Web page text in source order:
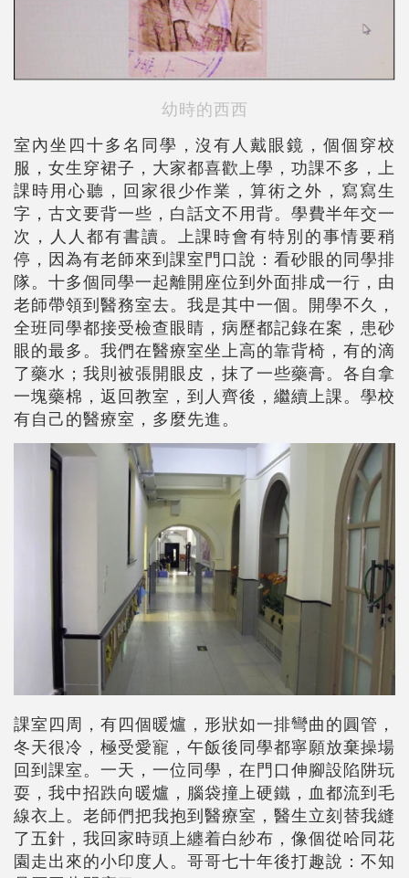
幼時的西西
室內坐四十多名同學，沒有人戴眼鏡，個個穿校
服，女生穿裙子，大家都喜歡上學，功課不多，上
課時用心聽，回家很少作業，算術之外，寫寫生
字，古文要背一些，白話文不用背。學費半年交一
次，人人都有書讀。上課時會有特別的事情要稍
停，因為有老師來到課室門口說：看砂眼的同學排
隊。十多個同學一起離開座位到外面排成一行，由
老師帶領到醫務室去。我是其中一個。開學不久，
全班同學都接受檢查眼睛，病歷都記錄在案，患砂
眼的最多。我們在醫療室坐上高的靠背椅，有的滴
了藥水；我則被張開眼皮，抹了一些藥膏。各自拿
一塊藥棉，返回教室，到人齊後，繼續上課。學校
有自己的醫療室，多麼先進。
課室四周，有四個暖爐，形狀如一排彎曲的圓管，
冬天很冷，極受愛寵，午飯後同學都寧願放棄操場
回到課室。一天，一位同學，在門口伸腳設陷阱玩
耍，我中招跌向暖爐，腦袋撞上硬鐵，血都流到毛
線衣上。老師們把我抱到醫療室，醫生立刻替我縫
了五針，我回家時頭上纏着白紗布，像個從哈同花
園走出來的小印度人。哥哥七十年後打趣說：不知